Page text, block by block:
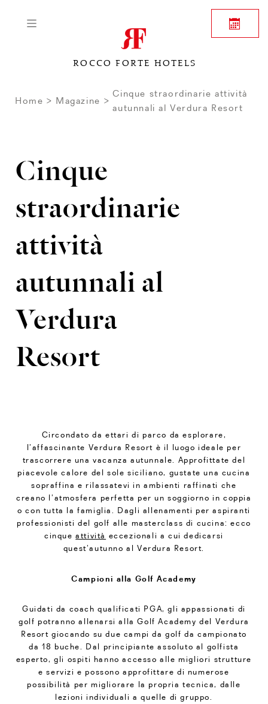
ROCCO FORTE HOTELS
Home Magazine
Cinque straordinarie attività
autunnali al Verdura Resort
Cinque
straordinarie
attività
autunnali al
Verdura
Resort
Circondato da ettari di parco da esplorare,
l’affascinante Verdura Resort è il luogo ideale per
trascorrere una vacanza autunnale. Approfittate del
piacevole calore del sole siciliano, gustate una cucina
sopraffina e rilassatevi in ambienti raffinati che
creano l’atmosfera perfetta per un soggiorno in coppia
o con tutta la famiglia. Dagli allenamenti per aspiranti
professionisti del golf alle masterclass di cucina: ecco
cinqueattività eccezionali a cui dedicarsi
quest’autunno al Verdura Resort.
Campioni alla Golf Academy
Guidati da coach qualificati PGA, gli appassionati di
golf potranno allenarsi alla Golf Academy del Verdura
Resort giocando su due campi da golf da campionato
da 18 buche. Dal principiante assoluto al golfista
esperto, gli ospiti hanno accesso alle migliori strutture
e servizi e possono approfittare di numerose
possibilità per migliorare la propria tecnica, dalle
lezioni individuali a quelle di gruppo.